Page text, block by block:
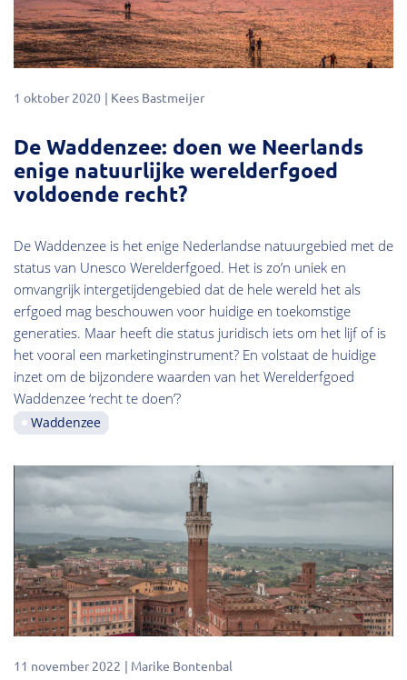
1 oktober 2020 Kees Bastmeijer
De Waddenzee: doen we Neerlands
enige natuurlijke werelderfgoed
voldoende recht?
De Waddenzee is het enige Nederlandse natuurgebied met de
status van Unesco Werelderfgoed. Het is zo’n uniek en
omvangrijk intergetijdengebied dat de hele wereld het als
erfgoed mag beschouwen voor huidige en toekomstige
generaties. Maar heeft die status juridisch iets om het lijf of is
het vooral een marketinginstrument? En volstaat de huidige
inzet om de bijzondere waarden van het Werelderfgoed
Waddenzee ‘recht te doen’?
Waddenzee
11 november 2022 Marike Bontenbal